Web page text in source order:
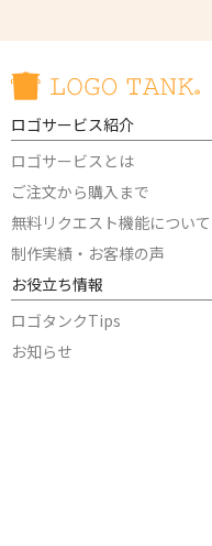
ロゴサービス紹介
ロゴサービスとは
ご注文から購入まで
無料リクエスト機能について
制作実績・お客様の声
お役立ち情報
ロゴタンクTips
お知らせ